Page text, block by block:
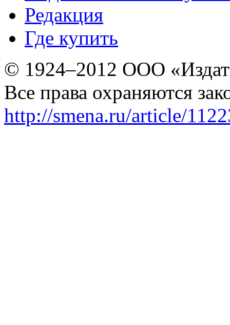
Редакция
Где купить
© 1924–2012 ООО
Все права охраняются
http://smena.ru/article/